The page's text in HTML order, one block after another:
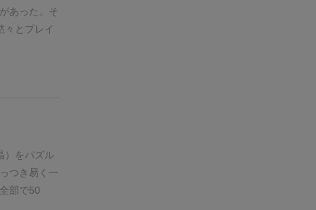
あった。 そ
々とプレイ
）をパズル
つき易く一
部で50